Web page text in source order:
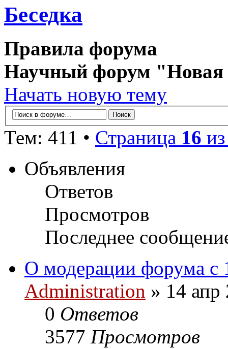
Беседка
Правила форума
Научный форум "Новая
Начать новую тему
Тем: 411 • Страница 16
Объявления
Ответов
Просмотров
Последнее
О модерации форума с
Administration » 14 апр
0 Ответов
3577 Просмотров